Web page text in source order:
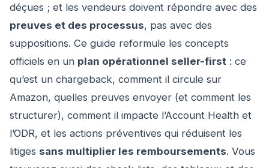
déçues ; et les vendeurs doivent répondre avec des
preuves et des processus, pas avec des
suppositions. Ce guide reformule les concepts
officiels en un plan opérationnel seller-first : ce
qu’est un chargeback, comment il circule sur
Amazon, quelles preuves envoyer (et comment les
structurer), comment il impacte l’Account Health et
l’ODR, et les actions préventives qui réduisent les
litiges sans multiplier les remboursements. Vous